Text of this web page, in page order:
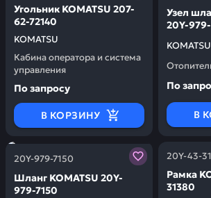
KOMATSU
Угольник KOMATSU 207-
62-72140
Кабина оператора и система
управления
По запросу
В КОРЗИНУ
KOMATSU
Узел
20Y-
По
В
20Y-979-7150
Шланг KOMATSU 20Y-
979-7150
Заказывая запчасти у нас, вы20Y-43-
Рамка
31380